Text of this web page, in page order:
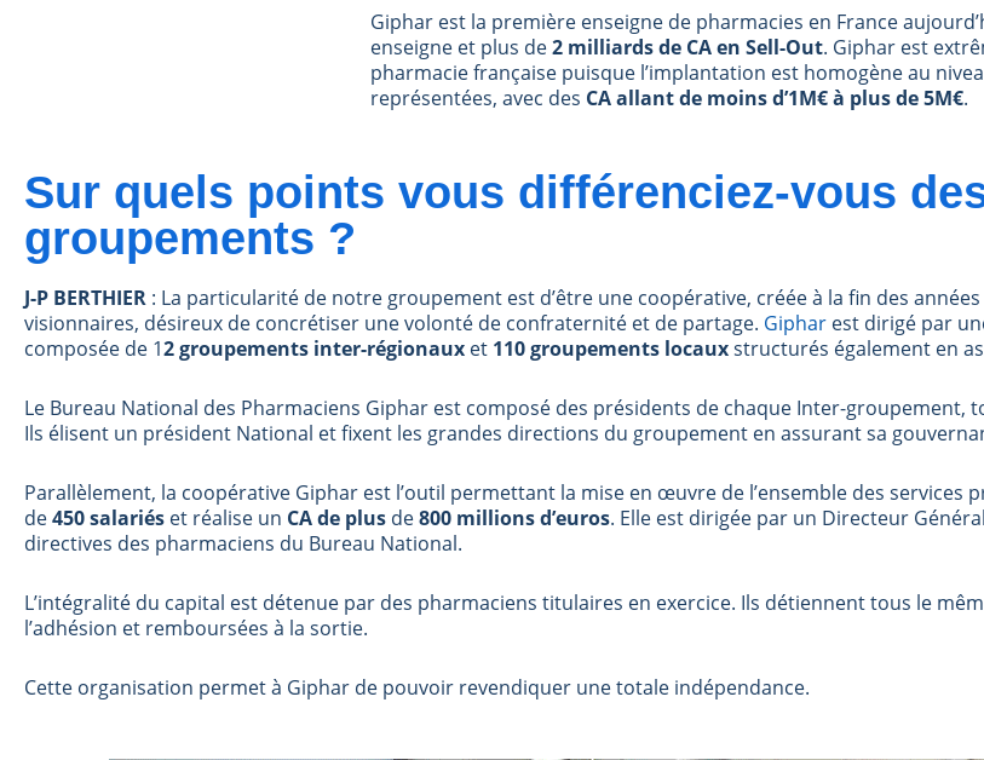
Giphar est la première enseigne de pharmacies en France
enseigne et plus de2 milliards de CA en Sell-Out. Giphar est
pharmacie française puisque l’implantation est homogène au
représentées, avec des CA allant de moins d’1M€ à plus de 5M€.
Sur quels points vous différenciez-vous
groupements ?
J-P BERTHIER : La particularité de notre groupement est d’être une coopérative, créée à la fin des
visionnaires, désireux de concrétiser une volonté de confraternité et de partage. Giphar est dirigé par
composée de 12 groupements inter-régionaux et 110 groupements locauxstructurés également en
Le Bureau National des Pharmaciens Giphar est composé des présidents de chaque Inter-groupement,
Ils élisent un président National et fixent les grandes directions du groupement en assurant sa
Parallèlement, la coopérative Giphar est l’outil permettant la mise en œuvre de l’ensemble des services
de450 salariés et réalise un CA de plus de800 millions d’euros. Elle est dirigée par un Directeur
directives des pharmaciens du Bureau National.
L’intégralité du capital est détenue par des pharmaciens titulaires en exercice. Ils détiennent tous le
l’adhésion et remboursées à la sortie.
Cette organisation permet à Giphar de pouvoir revendiquer une totale indépendance.